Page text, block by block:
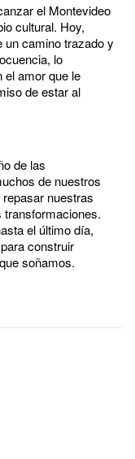
el Montevideo
cultural. Hoy,
un camino trazado y
lo
el amor que le
de estar al
de las
de nuestros
nuestras
transformaciones.
el último día,
construir
soñamos.